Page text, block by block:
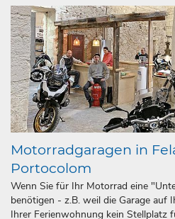
Motorradgaragen in
Portocolom
Wenn Sie für Ihr Motorrad eine
benötigen - z.B. weil die Garage auf
Ihrer Ferienwohnung kein Stellplatz